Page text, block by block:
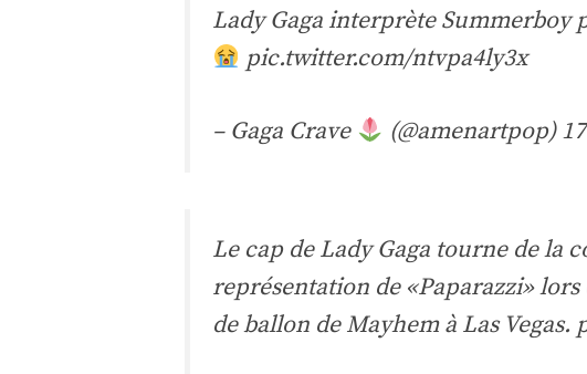
Lady Gaga interprète Summerboy
pic.twitter.com/ntvpa4ly3x
– Gaga Crave (@amenartpop)
Le cap de Lady Gaga tourne de la
représentation de «Paparazzi»
de ballon de Mayhem à Las Vegas.